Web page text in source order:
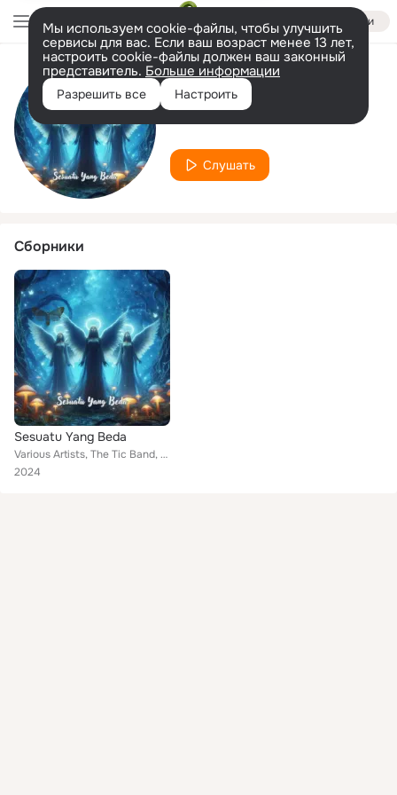
Войти
Мы используем cookie-файлы, чтобы улучшить
сервисы для вас. Если ваш возраст менее 13 лет,
настроить cookie-файлы должен ваш законный
представитель. Больше информации
Разрешить все Настроить
Исполнитель
The Tic Band
Слушать
Сборники
Sesuatu Yang Beda
Various Artists, The Tic Band, The Kaska Krakatau, The Shifter, The Noah, The Coil, Sixpence The White Shoes, The Indie Indonesi...
2024